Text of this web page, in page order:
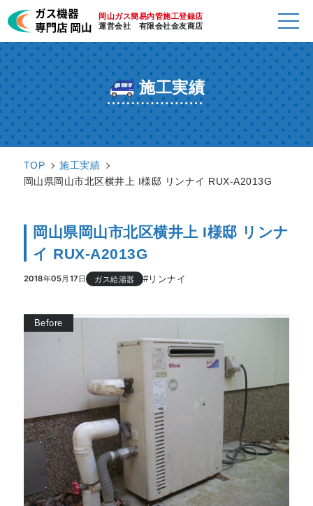
岡山ガス簡易内管施工登録店
運営会社 有限会社金友商店
施工実績
TOP
施工実績
岡山県岡山市北区横井上 I様邸 リンナイ RUX-A2013G
岡山県岡山市北区横井上 I様邸 リンナ
イ RUX-A2013G
2018年05月17日 ガス給湯器 #リンナイ